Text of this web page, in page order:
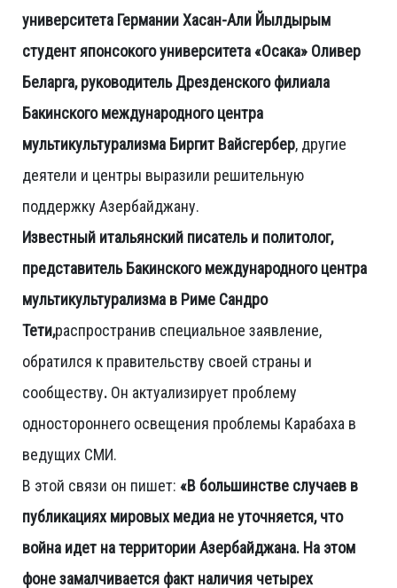
университета Германии Хасан-Али Йылдырым
студент японсокого университета «Осака» Оливер
Беларга, руководитель Дрезденского филиала
Бакинского международного центра
мультикультурализма Биргит Вайсгербер, другие
деятели и центры выразили решительную
поддержку Азербайджану.
Известный итальянский писатель и политолог,
представитель Бакинского международного центра
мультикультурализма в Риме Сандро
Тети,распространив специальное заявление,
обратился к правительству своей страны и
сообществу. Он актуализирует проблему
одностороннего освещения проблемы Карабаха в
ведущих СМИ.
В этой связи он пишет: «В большинстве случаев в
публикациях мировых медиа не уточняется, что
война идет на территории Азербайджана. На этом
фоне замалчивается факт наличия четырех